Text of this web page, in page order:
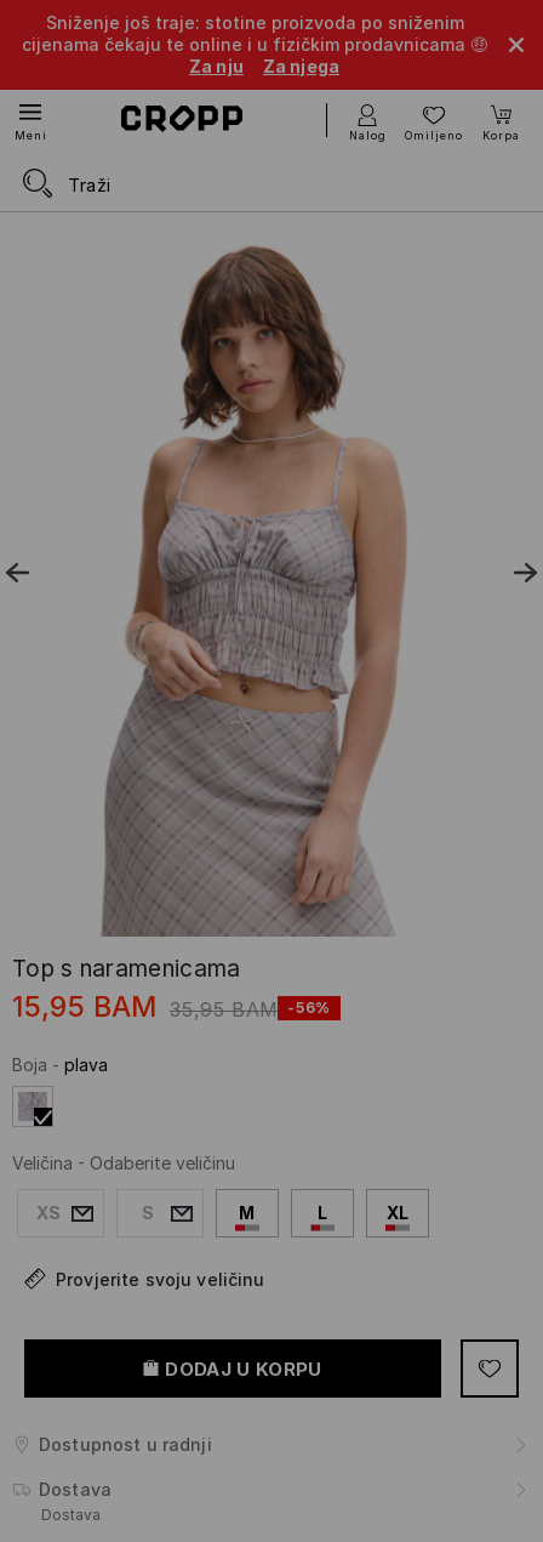
Sniženje još traje: stotine proizvoda po sniženim
cijenama čekaju te online i u fizičkim prodavnicama 🤑
Za nju
Za njega
Meni Nalog Omiljeno Korpa
Top s naramenicama
15,95 BAM 35,95 BAM -56%
Boja - plava
Veličina - Odaberite veličinu
XS S M L XL
Provjerite svoju veličinu
DODAJ U KORPU
Dostupnost u radnji
Dostava
Dostava